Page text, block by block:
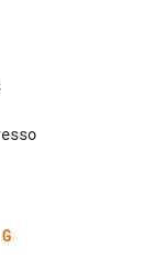
G